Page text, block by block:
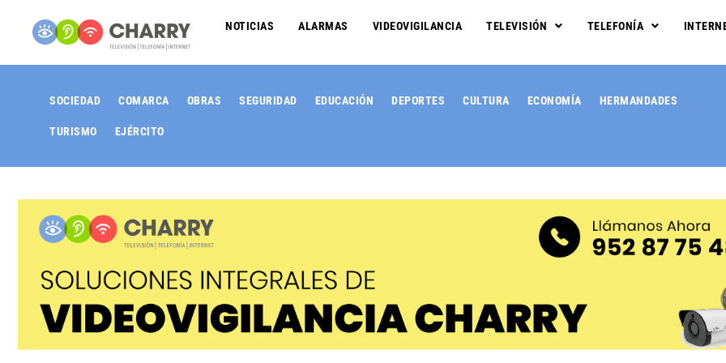
NOTICIAS ALARMAS VIDEOVIGILANCIA TELEVISIÓN TELEFONÍA
SOCIEDAD COMARCA OBRAS SEGURIDAD EDUCACIÓN DEPORTES CULTURA ECONOMÍA HERMANDADES
TURISMO EJÉRCITO